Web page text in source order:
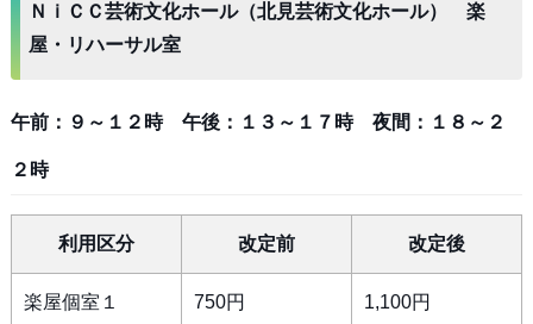
ＮｉＣＣ芸術文化ホール（北見芸術文化ホール） 楽
屋・リハーサル室
午前：９～１２時 午後：１３～１７時 夜間：１８～２
２時
利用区分 改定前 改定後
楽屋個室１
750円 1,100円